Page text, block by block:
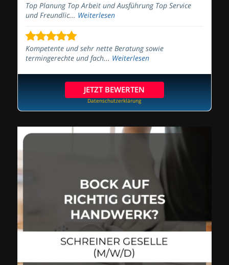
Top Planung Top Arbeit und Ausführung Top Service
und Freundlic... Weiterlesen
Kompetente und sehr nette Beratung sowie
termingerechte und fach... Weiterlesen
JETZT BEWERTEN
Datenschutzerklärung